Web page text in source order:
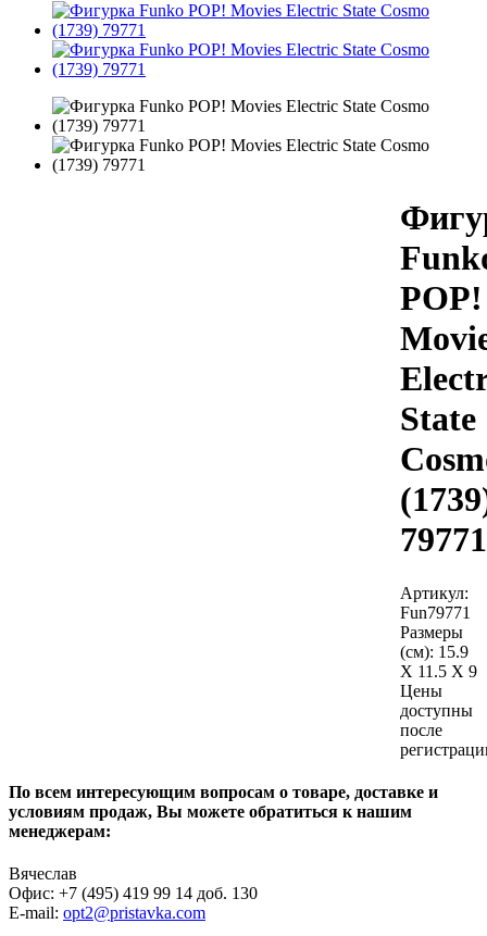
POP!
State
79771
Артикул:
Fun79771
Размеры
(см): 15.9
X 11.5 X 9
Цены
доступны
после
По всем интересующим вопросам о товаре, доставке и
условиям продаж, Вы можете обратиться к нашим
менеджерам:
Вячеслав
Офис: +7 (495) 419 99 14 доб. 130
E-mail: opt2@pristavka.com